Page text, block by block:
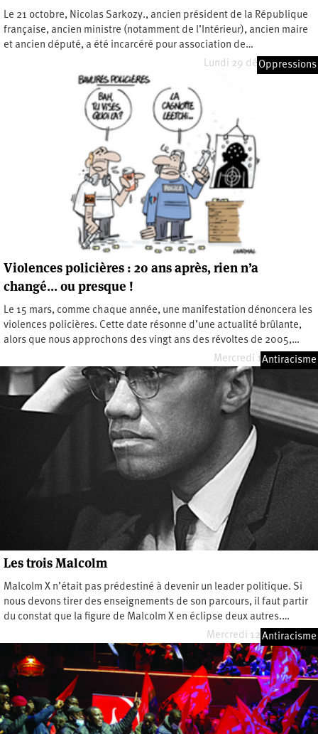
Le 21 octobre, Nicolas Sarkozy., ancien président de la République
française, ancien ministre (notamment de l’Intérieur), ancien maire
et ancien député, a été incarcéré pour association de…
Lundi 29 décembre 2025
Oppressions
Violences policières : 20 ans après, rien n’a
changé… ou presque !
Le 15 mars, comme chaque année, une manifestation dénoncera les
violences policières. Cette date résonne d’une actualité brûlante,
alors que nous approchons des vingt ans des révoltes de 2005,…
Mercredi 12 mars 2025
Antiracisme
Les trois Malcolm
Malcolm X n’était pas prédestiné à devenir un leader politique. Si
nous devons tirer des enseignements de son parcours, il faut partir
du constat que la figure de Malcolm X en éclipse deux autres.…
Mercredi 12 février 2025
Antiracisme